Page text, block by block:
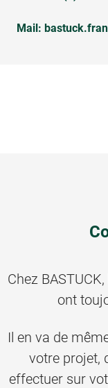
Mail:
Chez
ont
Il en va de
votre projet,
effectuer sur